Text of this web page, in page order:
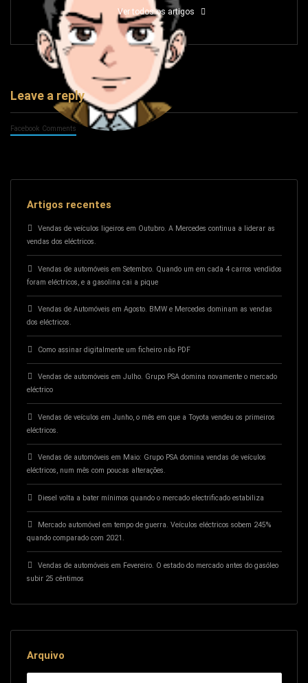
Ver todos os artigos
Leave a reply
Facebook Comments
Artigos recentes
Vendas de veículos ligeiros em Outubro. A Mercedes continua a liderar as
vendas dos eléctricos.
Vendas de automóveis em Setembro. Quando um em cada 4 carros vendidos
foram eléctricos, e a gasolina cai a pique
Vendas de Automóveis em Agosto. BMW e Mercedes dominam as vendas
dos eléctricos.
Como assinar digitalmente um ficheiro não PDF
Vendas de automóveis em Julho. Grupo PSA domina novamente o mercado
eléctrico
Vendas de veículos em Junho, o mês em que a Toyota vendeu os primeiros
eléctricos.
Vendas de automóveis em Maio: Grupo PSA domina vendas de veículos
eléctricos, num mês com poucas alterações.
Diesel volta a bater mínimos quando o mercado electrificado estabiliza
Mercado automóvel em tempo de guerra. Veículos eléctricos sobem 245%
quando comparado com 2021.
Vendas de automóveis em Fevereiro. O estado do mercado antes do gasóleo
subir 25 cêntimos
Arquivo